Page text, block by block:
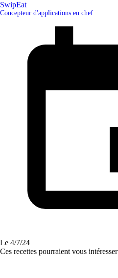
SwipEat
Concepteur d'applications en chef
Le 4/7/24
Ces recettes pourraient vous intéresser